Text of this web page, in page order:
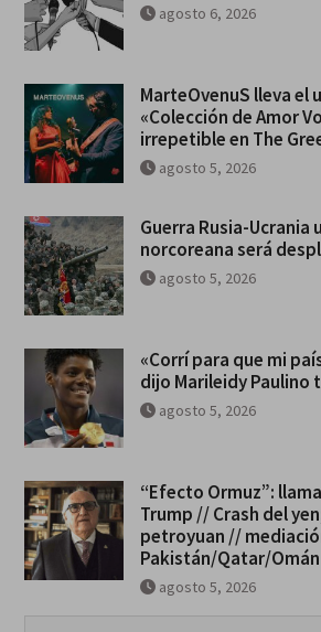
agosto 6, 2026
MarteOvenuS lleva el
«Colección de Amor
irrepetible en The
agosto 5, 2026
Guerra Rusia-Ucrania
norcoreana será
agosto 5, 2026
«Corrí para que mi
dijo Marileidy Paulino
agosto 5, 2026
“Efecto Ormuz”:
Trump // Crash del
petroyuan //
Pakistán/Qatar/Omán
agosto 5, 2026